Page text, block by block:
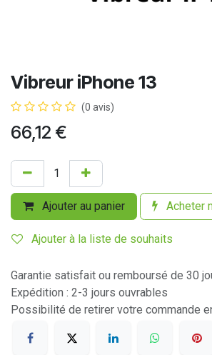
Vibreur iPhone 13
(0 avis)
66,12 €
Ajouter au panier Acheter
Ajouter à la liste de souhaits
Garantie satisfait ou remboursé de 30
Expédition : 2-3 jours ouvrables
Possibilité de retirer votre commande